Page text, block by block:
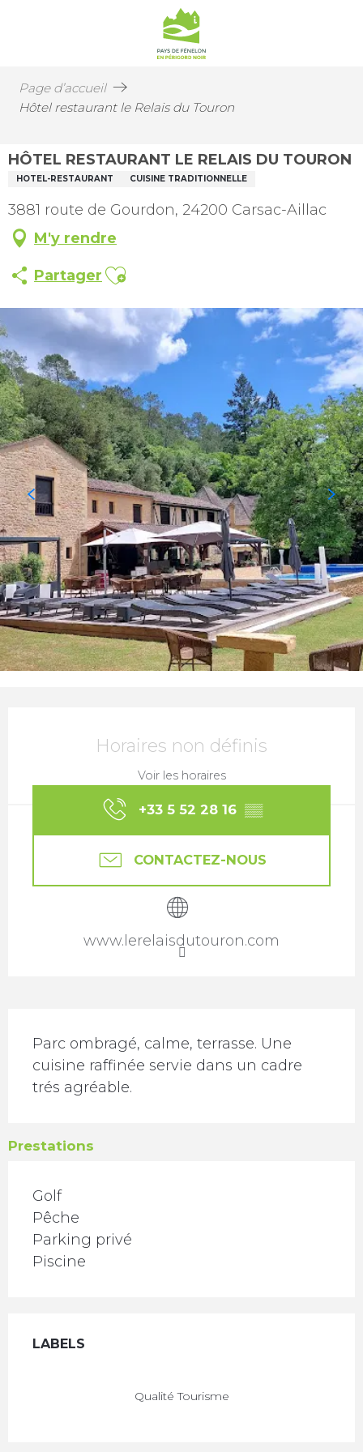
Page d’accueil
Hôtel restaurant le Relais du Touron
HÔTEL RESTAURANT LE RELAIS DU TOURON
HOTEL-RESTAURANT CUISINE TRADITIONNELLE
3881 route de Gourdon, 24200 Carsac-Aillac
M'y rendre
Partager Ajouter aux favoris
Ouverture et coordonnées
Horaires non définis
Voir les horaires
+33 5 52 28 16 ▒▒
CONTACTEZ-NOUS
www.lerelaisdutouron.com
Description
Parc ombragé, calme, terrasse. Une
cuisine raffinée servie dans un cadre
trés agréable.
Prestations
Golf
Pêche
Parking privé
Piscine
Offres de prestations
LABELS
LABELS
Qualité Tourisme